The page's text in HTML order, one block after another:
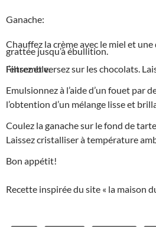
Ganache:
Chauffez la crème avec le miel et
grattée jusqu’à ébullition.
Filtrez et versez sur les chocolats. Laissez 2 minutes fondre l’ensemble.
Emulsionnez à l’aide d’un fouet par
l’obtention d’un mélange lisse et
Coulez la ganache sur le fond de
Laissez cristalliser à température
Bon appétit!
Recette inspirée du site « la maison